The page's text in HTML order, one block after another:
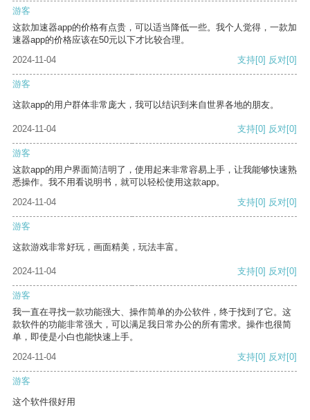
游客
这款加速器app的价格有点贵，可以适当降低一些。我个人觉得，一款加
速器app的价格应该在50元以下才比较合理。
2024-11-04
支持[0] 反对[0]
游客
这款app的用户群体非常庞大，我可以结识到来自世界各地的朋友。
2024-11-04 支持[0] 反对[0]
游客
这款app的用户界面简洁明了，使用起来非常容易上手，让我能够快速熟
悉操作。我不用看说明书，就可以轻松使用这款app。
2024-11-04
支持[0] 反对[0]
游客
这款游戏非常好玩，画面精美，玩法丰富。
2024-11-04 支持[0] 反对[0]
游客
我一直在寻找一款功能强大、操作简单的办公软件，终于找到了它。这
款软件的功能非常强大，可以满足我日常办公的所有需求。操作也很简
单，即使是小白也能快速上手。
2024-11-04
支持[0] 反对[0]
游客
这个软件很好用